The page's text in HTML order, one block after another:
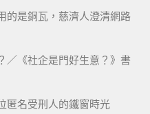
的是銅瓦，慈濟人澄清網路
／《社企是門好生意？》書
匿名受刑人的鐵窗時光